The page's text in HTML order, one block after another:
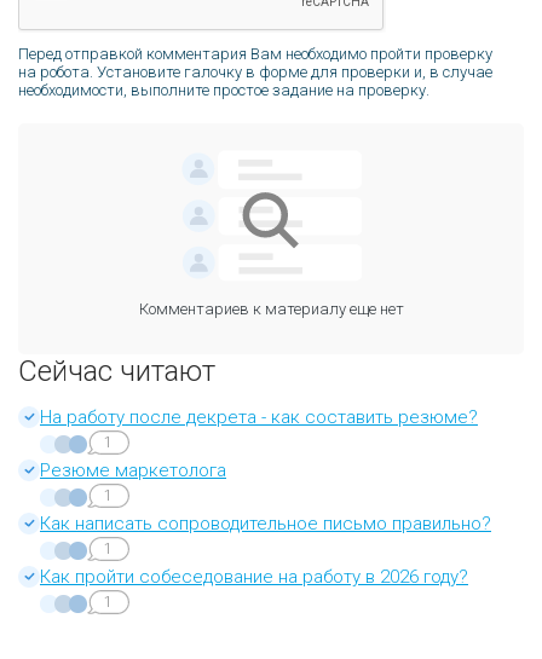
Перед отправкой комментария Вам необходимо пройти проверку
на робота. Установите галочку в форме для проверки и, в случае
необходимости, выполните простое задание на проверку.
Комментариев к материалу еще нет
Сейчас читают
На работу после декрета - как составить резюме?
1
Резюме маркетолога
1
Как написать сопроводительное письмо правильно?
1
Как пройти собеседование на работу в 2026 году?
1